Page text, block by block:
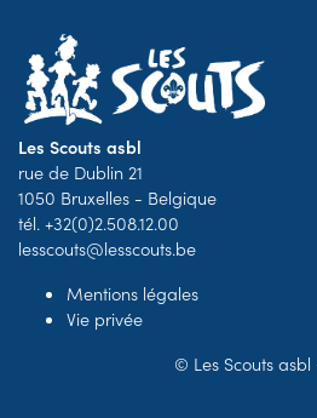
Les Scouts asbl
rue de Dublin 21
1050 Bruxelles - Belgique
tél. +32(0)2.508.12.00
lesscouts@lesscouts.be
Mentions légales
Vie privée
© Les Scouts asbl